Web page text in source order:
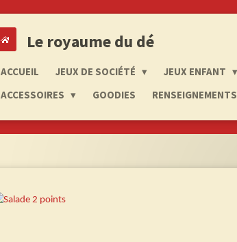
Le royaume du dé
ACCUEIL JEUX DE SOCIÉTÉ JEUX ENFANT
ACCESSOIRES
GOODIES RENSEIGNEMENTS